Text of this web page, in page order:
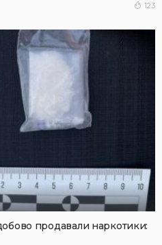
123
продавали наркотики: